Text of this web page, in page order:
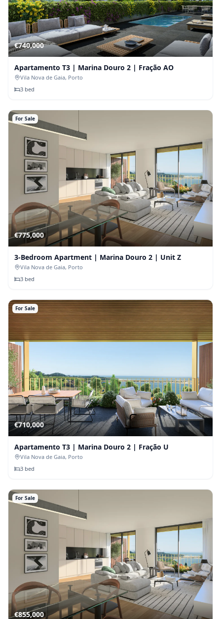
€740,000
Apartamento T3 | Marina Douro 2 | Fração AO
Vila Nova de Gaia, Porto
3 bed
For Sale
€775,000
3-Bedroom Apartment | Marina Douro 2 | Unit Z
Vila Nova de Gaia, Porto
3 bed
For Sale
€710,000
Apartamento T3 | Marina Douro 2 | Fração U
Vila Nova de Gaia, Porto
3 bed
For Sale
€855,000